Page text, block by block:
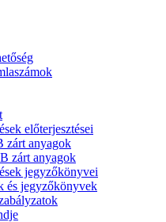
előterjesztései
zárt anyagok
zárt anyagok
jegyzőkönyvei
és jegyzőkönyvek